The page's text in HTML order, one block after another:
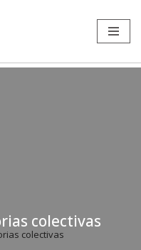
colectivas
colectivas